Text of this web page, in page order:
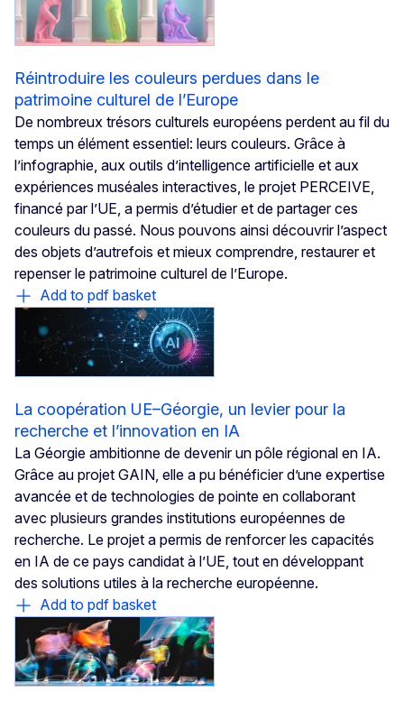
Réintroduire les couleurs perdues dans le
patrimoine culturel de l’Europe
De nombreux trésors culturels européens perdent au fil du
temps un élément essentiel: leurs couleurs. Grâce à
l’infographie, aux outils d’intelligence artificielle et aux
expériences muséales interactives, le projet PERCEIVE,
financé par l’UE, a permis d’étudier et de partager ces
couleurs du passé. Nous pouvons ainsi découvrir l’aspect
des objets d’autrefois et mieux comprendre, restaurer et
repenser le patrimoine culturel de l’Europe.
Add to pdf basket
La coopération UE–Géorgie, un levier pour la
recherche et l’innovation en IA
La Géorgie ambitionne de devenir un pôle régional en IA.
Grâce au projet GAIN, elle a pu bénéficier d’une expertise
avancée et de technologies de pointe en collaborant
avec plusieurs grandes institutions européennes de
recherche. Le projet a permis de renforcer les capacités
en IA de ce pays candidat à l’UE, tout en développant
des solutions utiles à la recherche européenne.
Add to pdf basket